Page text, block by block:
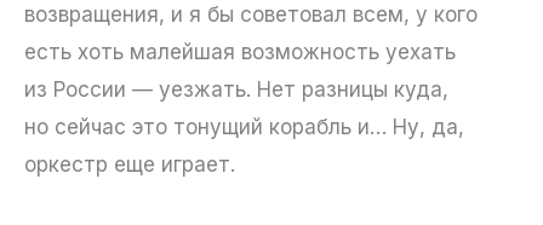
возвращения, и я бы советовал всем, у кого
есть хоть малейшая возможность уехать
из России — уезжать. Нет разницы куда,
но сейчас это тонущий корабль и… Ну, да,
оркестр еще играет.